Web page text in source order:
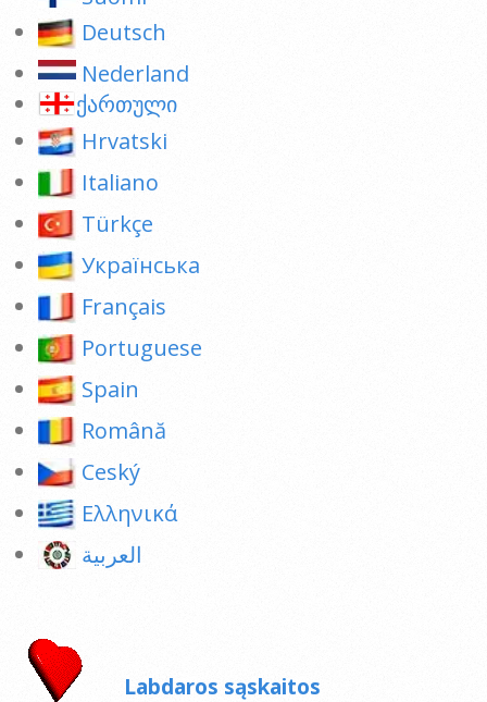
Deutsch
Nederland
ქართული
Hrvatski
Italiano
Türkçe
Українська
Français
Portuguese
Spain
Română
Ceský
Ελληνικά
العربية
Labdaros sąskaitos